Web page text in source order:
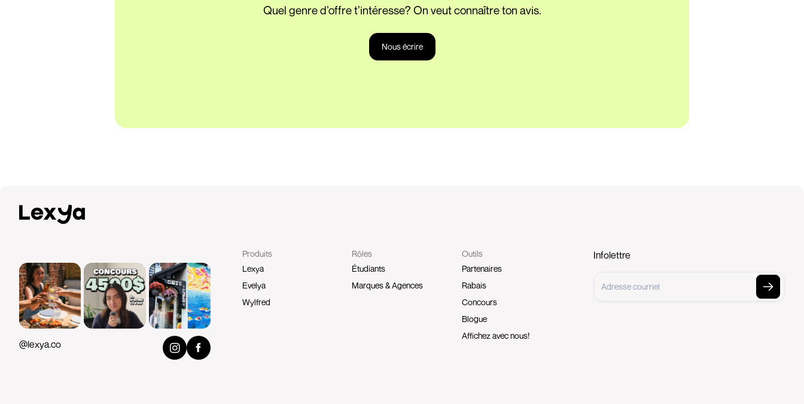
Quel genre d’offre t’intéresse? On veut connaître ton avis.
Nous écrire
@lexya.co
Produits
Lexya
Evelya
Wylfred
Rôles
Étudiants
Marques & Agences
Outils
Partenaires
Rabais
Concours
Blogue
Affichez avec nous!
Infolettre